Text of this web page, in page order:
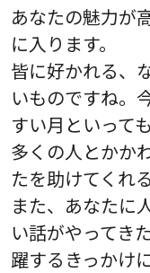
あなたの魅力が
に入ります。
皆に好かれる、
いものですね。
すい月といって
多くの人とかか
たを助けてくれ
また、あなたに
い話がやってき
躍するきっかけ